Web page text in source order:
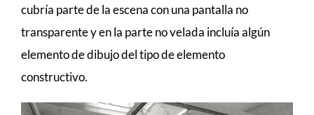
cubría parte de la escena con una pantalla no
transparente y en la parte no velada incluía algún
elemento de dibujo del tipo de elemento
constructivo.